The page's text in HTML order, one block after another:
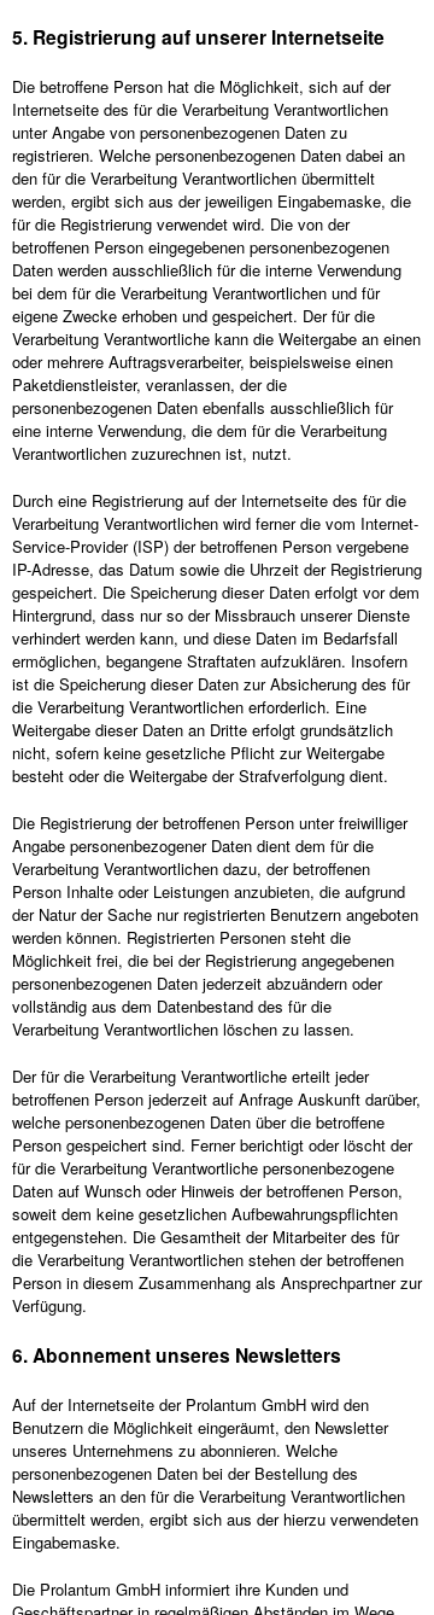
5. Registrierung auf unserer Internetseite
Die betroffene Person hat die Möglichkeit, sich auf der
Internetseite des für die Verarbeitung Verantwortlichen
unter Angabe von personenbezogenen Daten zu
registrieren. Welche personenbezogenen Daten dabei an
den für die Verarbeitung Verantwortlichen übermittelt
werden, ergibt sich aus der jeweiligen Eingabemaske, die
für die Registrierung verwendet wird. Die von der
betroffenen Person eingegebenen personenbezogenen
Daten werden ausschließlich für die interne Verwendung
bei dem für die Verarbeitung Verantwortlichen und für
eigene Zwecke erhoben und gespeichert. Der für die
Verarbeitung Verantwortliche kann die Weitergabe an einen
oder mehrere Auftragsverarbeiter, beispielsweise einen
Paketdienstleister, veranlassen, der die
personenbezogenen Daten ebenfalls ausschließlich für
eine interne Verwendung, die dem für die Verarbeitung
Verantwortlichen zuzurechnen ist, nutzt.
Durch eine Registrierung auf der Internetseite des für die
Verarbeitung Verantwortlichen wird ferner die vom Internet-
Service-Provider (ISP) der betroffenen Person vergebene
IP-Adresse, das Datum sowie die Uhrzeit der Registrierung
gespeichert. Die Speicherung dieser Daten erfolgt vor dem
Hintergrund, dass nur so der Missbrauch unserer Dienste
verhindert werden kann, und diese Daten im Bedarfsfall
ermöglichen, begangene Straftaten aufzuklären. Insofern
ist die Speicherung dieser Daten zur Absicherung des für
die Verarbeitung Verantwortlichen erforderlich. Eine
Weitergabe dieser Daten an Dritte erfolgt grundsätzlich
nicht, sofern keine gesetzliche Pflicht zur Weitergabe
besteht oder die Weitergabe der Strafverfolgung dient.
Die Registrierung der betroffenen Person unter freiwilliger
Angabe personenbezogener Daten dient dem für die
Verarbeitung Verantwortlichen dazu, der betroffenen
Person Inhalte oder Leistungen anzubieten, die aufgrund
der Natur der Sache nur registrierten Benutzern angeboten
werden können. Registrierten Personen steht die
Möglichkeit frei, die bei der Registrierung angegebenen
personenbezogenen Daten jederzeit abzuändern oder
vollständig aus dem Datenbestand des für die
Verarbeitung Verantwortlichen löschen zu lassen.
Der für die Verarbeitung Verantwortliche erteilt jeder
betroffenen Person jederzeit auf Anfrage Auskunft darüber,
welche personenbezogenen Daten über die betroffene
Person gespeichert sind. Ferner berichtigt oder löscht der
für die Verarbeitung Verantwortliche personenbezogene
Daten auf Wunsch oder Hinweis der betroffenen Person,
soweit dem keine gesetzlichen Aufbewahrungspflichten
entgegenstehen. Die Gesamtheit der Mitarbeiter des für
die Verarbeitung Verantwortlichen stehen der betroffenen
Person in diesem Zusammenhang als Ansprechpartner zur
Verfügung.
6. Abonnement unseres Newsletters
Auf der Internetseite der Prolantum GmbH wird den
Benutzern die Möglichkeit eingeräumt, den Newsletter
unseres Unternehmens zu abonnieren. Welche
personenbezogenen Daten bei der Bestellung des
Newsletters an den für die Verarbeitung Verantwortlichen
übermittelt werden, ergibt sich aus der hierzu verwendeten
Eingabemaske.
Die Prolantum GmbH informiert ihre Kunden und